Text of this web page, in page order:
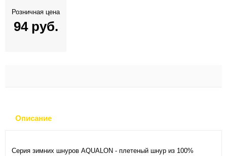
Розничная цена
94 руб.
Описание
Серия зимних шнуров AQUALON - плетеный шнур из 100%